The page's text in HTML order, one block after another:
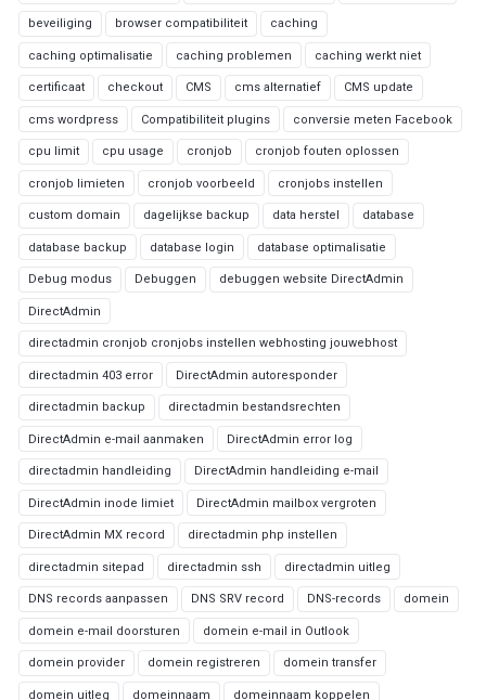
beveiliging browser compatibiliteit caching
caching optimalisatie caching problemen caching werkt niet
certificaat checkout CMS cms alternatief CMS update
cms wordpress Compatibiliteit plugins conversie meten Facebook
cpu limit cpu usage cronjob cronjob fouten oplossen
cronjob limieten cronjob voorbeeld cronjobs instellen
custom domain dagelijkse backup data herstel database
database backup database login database optimalisatie
Debug modus Debuggen debuggen website DirectAdmin
DirectAdmin
directadmin cronjob cronjobs instellen webhosting jouwebhost
directadmin 403 error DirectAdmin autoresponder
directadmin backup directadmin bestandsrechten
DirectAdmin e-mail aanmaken DirectAdmin error log
directadmin handleiding DirectAdmin handleiding e-mail
DirectAdmin inode limiet DirectAdmin mailbox vergroten
DirectAdmin MX record directadmin php instellen
directadmin sitepad directadmin ssh directadmin uitleg
DNS records aanpassen DNS SRV record DNS-records domein
domein e-mail doorsturen domein e-mail in Outlook
domein provider domein registreren domein transfer
domein uitleg domeinnaam domeinnaam koppelen